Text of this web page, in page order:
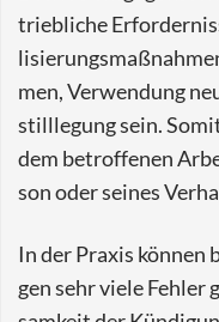
trieb­li­che
men, Ver­wen­dung
still­le­gung sein.
dem be­trof­fe­nen
son oder sei­nes
In der Pra­xis
gen sehr viele